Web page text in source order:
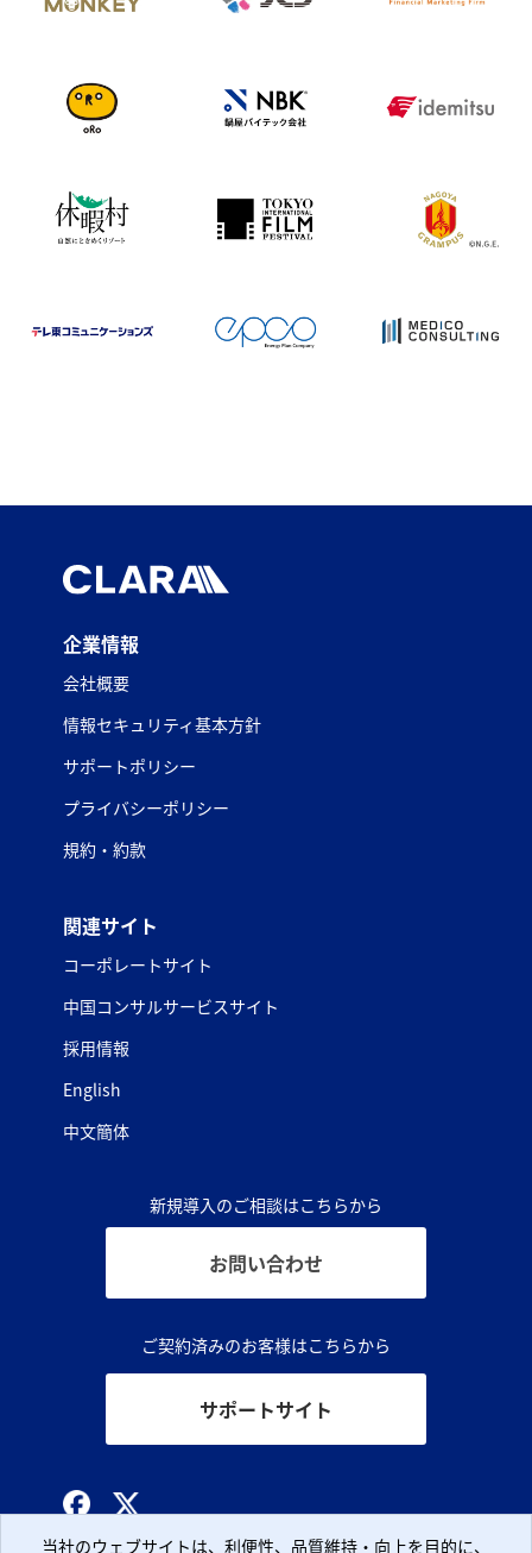
企業情報
会社概要
情報セキュリティ基本方針
サポートポリシー
プライバシーポリシー
規約・約款
関連サイト
コーポレートサイト
中国コンサルサービスサイト
採用情報
English
中文簡体
新規導入のご相談はこちらから
お問い合わせ
ご契約済みのお客様はこちらから
サポートサイト
© CLARA, Inc.
当社のウェブサイトは、利便性、品質維持・向上を目的に、
当社のウェブサイトは、利便性、品質維持・向上を目的に、